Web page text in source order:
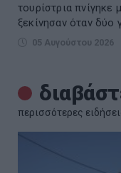
τουρίστρια πνίγηκε
ξεκίνησαν όταν δύο
05 Αυγούστου 2026
περισσότερες